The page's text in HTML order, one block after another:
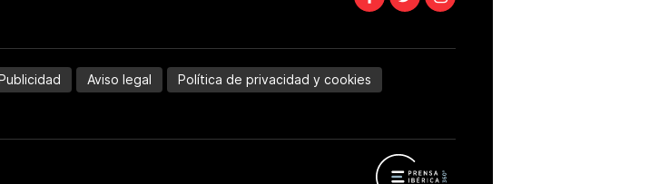
Aviso legal
Política de privacidad y cookies